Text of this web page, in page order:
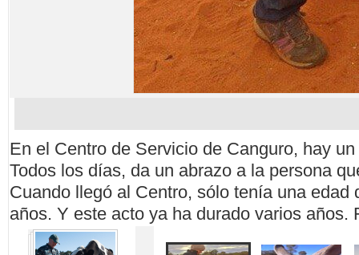
En el Centro de Servicio de Canguro, hay
Todos los días, da un abrazo a la persona
Cuando llegó al Centro, sólo tenía una edad
años. Y este acto ya ha durado varios años.